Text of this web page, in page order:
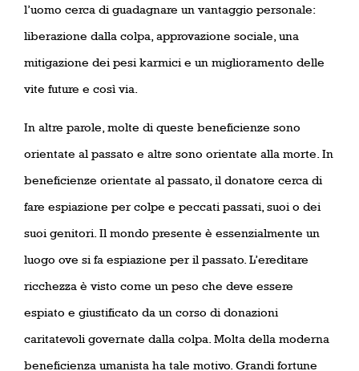
l’uomo cerca di guadagnare un vantaggio personale:
liberazione dalla colpa, approvazione sociale, una
mitigazione dei pesi karmici e un miglioramento delle
vite future e così via.
In altre parole, molte di queste beneficienze sono
orientate al passato e altre sono orientate alla morte. In
beneficienze orientate al passato, il donatore cerca di
fare espiazione per colpe e peccati passati, suoi o dei
suoi genitori. Il mondo presente è essenzialmente un
luogo ove si fa espiazione per il passato. L’ereditare
ricchezza è visto come un peso che deve essere
espiato e giustificato da un corso di donazioni
caritatevoli governate dalla colpa. Molta della moderna
beneficienza umanista ha tale motivo. Grandi fortune